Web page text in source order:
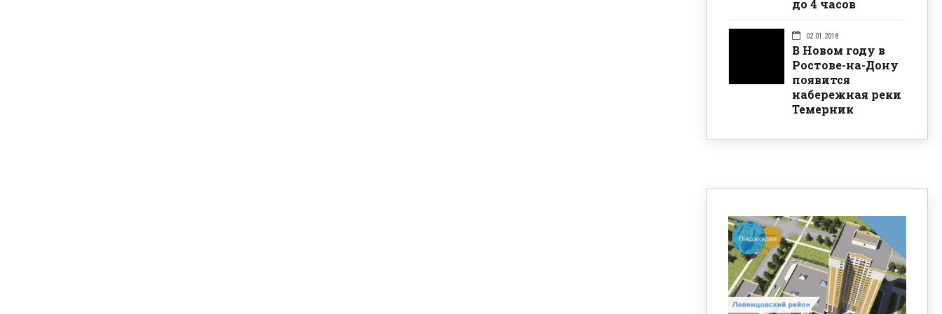
до 4 часов
02.01.2018
В Новом году в
Ростове-на-Дону
появится
набережная реки
Темерник